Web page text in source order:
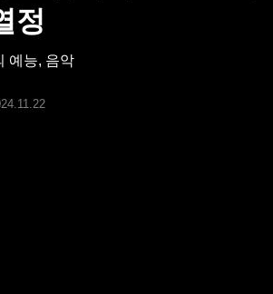
정
예능, 음악